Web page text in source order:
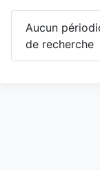
Aucun
de recherche